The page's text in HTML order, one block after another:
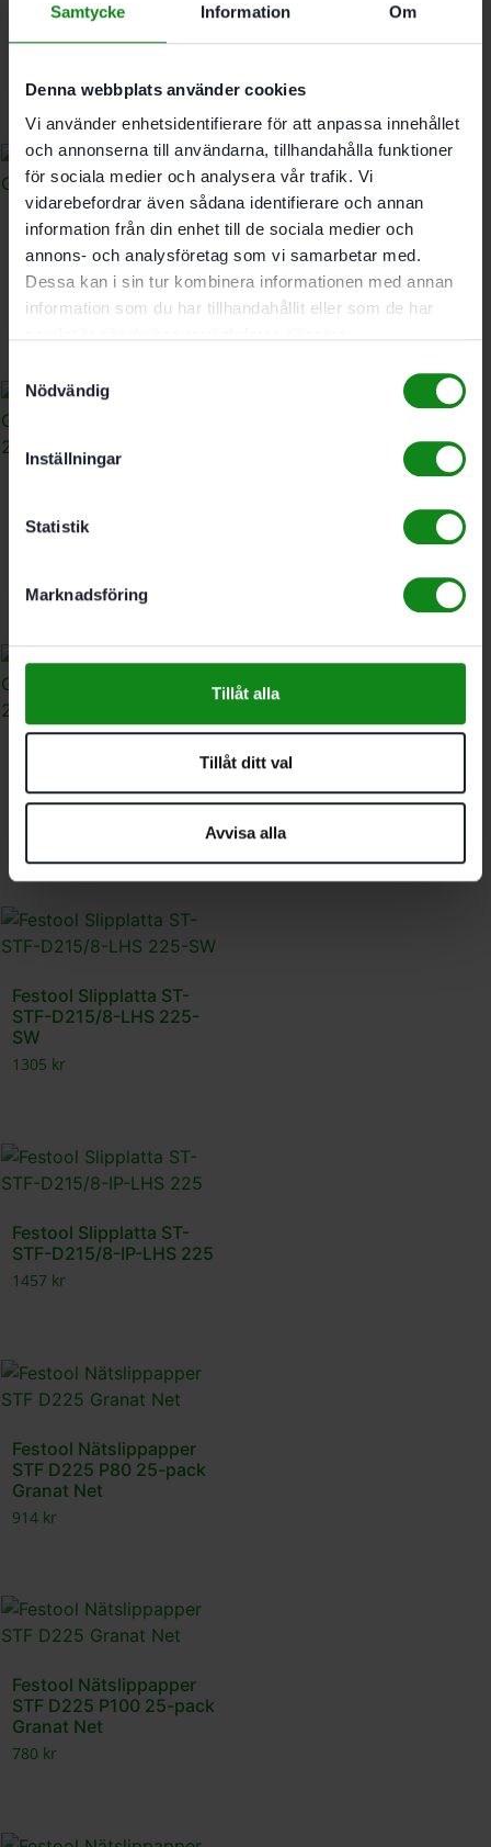
Samtycke Information Om
Denna webbplats använder cookies
Vi använder enhetsidentifierare för att anpassa innehållet
och annonserna till användarna, tillhandahålla funktioner
för sociala medier och analysera vår trafik. Vi
vidarebefordrar även sådana identifierare och annan
information från din enhet till de sociala medier och
annons- och analysföretag som vi samarbetar med.
Dessa kan i sin tur kombinera informationen med annan
information som du har tillhandahållit eller som de har
Nödvändig
Inställningar
Statistik
Marknadsföring
Tillåt alla
Tillåt ditt val
Avvisa alla
Granat STF D225/128
P120 25-pack
Festool Slippapper
Granat STF D225/128
P100 25-pack
543kr
Granat STF D225/48 P60
25-pack
25-pack
Festool Slipplatta ST-
STF-D215/8-LHS 225-
SW
1305 kr
Festool Slipplatta ST-
STF-D215/8-IP-LHS 225
1457 kr
Festool Nätslippapper
STF D225 P80 25-pack
Granat Net
914 kr
Festool Nätslippapper
STF D225 P100 25-pack
Granat Net
780 kr